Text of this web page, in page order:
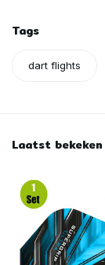
Tags
dart flights
Laatst